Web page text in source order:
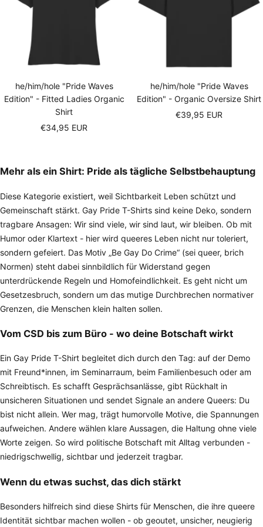
he/him/hole "Pride Waves
Edition" - Fitted Ladies Organic
Shirt
Sale
€34,95 EUR
he/him/hole "Pride Waves
Edition" - Organic Oversize Shirt
Sale
€39,95 EUR
Mehr als ein Shirt: Pride als tägliche Selbstbehauptung
Diese Kategorie existiert, weil Sichtbarkeit Leben schützt und
Gemeinschaft stärkt. Gay Pride T-Shirts sind keine Deko, sondern
tragbare Ansagen: Wir sind viele, wir sind laut, wir bleiben. Ob mit
Humor oder Klartext - hier wird queeres Leben nicht nur toleriert,
sondern gefeiert. Das Motiv „Be Gay Do Crime“ (sei queer, brich
Normen) steht dabei sinnbildlich für Widerstand gegen
unterdrückende Regeln und Homofeindlichkeit. Es geht nicht um
Gesetzesbruch, sondern um das mutige Durchbrechen normativer
Grenzen, die Menschen klein halten sollen.
Vom CSD bis zum Büro - wo deine Botschaft wirkt
Ein Gay Pride T-Shirt begleitet dich durch den Tag: auf der Demo
mit Freund*innen, im Seminarraum, beim Familienbesuch oder am
Schreibtisch. Es schafft Gesprächsanlässe, gibt Rückhalt in
unsicheren Situationen und sendet Signale an andere Queers: Du
bist nicht allein. Wer mag, trägt humorvolle Motive, die Spannungen
aufweichen. Andere wählen klare Aussagen, die Haltung ohne viele
Worte zeigen. So wird politische Botschaft mit Alltag verbunden -
niedrigschwellig, sichtbar und jederzeit tragbar.
Wenn du etwas suchst, das dich stärkt
Besonders hilfreich sind diese Shirts für Menschen, die ihre queere
Identität sichtbar machen wollen - ob geoutet, unsicher, neugierig